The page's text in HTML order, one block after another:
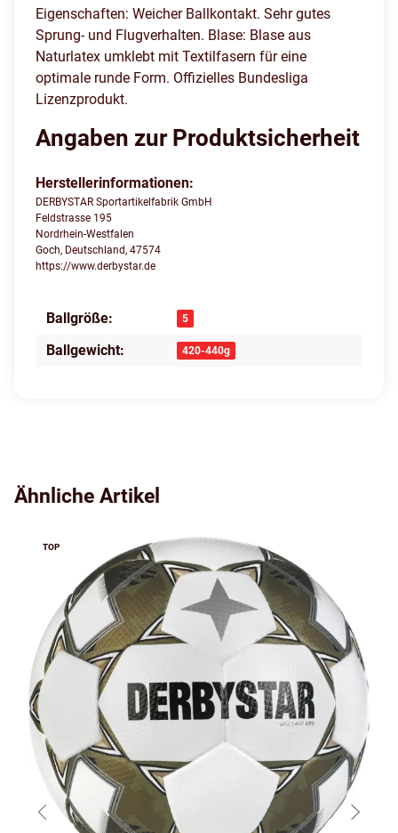
Eigenschaften: Weicher Ballkontakt. Sehr gutes
Sprung- und Flugverhalten. Blase: Blase aus
Naturlatex umklebt mit Textilfasern für eine
optimale runde Form. Offizielles Bundesliga
Lizenzprodukt.
Angaben zur Produktsicherheit
Herstellerinformationen:
DERBYSTAR Sportartikelfabrik GmbH
Feldstrasse 195
Nordrhein-Westfalen
Goch, Deutschland, 47574
https://www.derbystar.de
Produkteigenschaft
Wert
Ballgröße: 5
Ballgewicht: 420-440g
Ähnliche Artikel
TOP